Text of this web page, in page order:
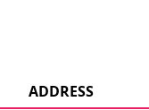
ADDRESS